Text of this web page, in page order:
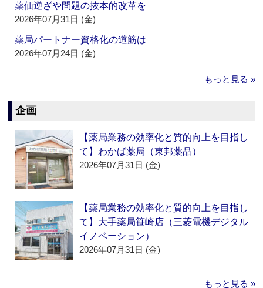
薬価逆ざや問題の抜本的改革を
2026年07月31日 (金)
薬局パートナー資格化の道筋は
2026年07月24日 (金)
もっと見る »
企画
【薬局業務の効率化と質的向上を目指し
て】わかば薬局（東邦薬品）
2026年07月31日 (金)
【薬局業務の効率化と質的向上を目指し
て】大手薬局笹崎店（三菱電機デジタル
イノベーション）
2026年07月31日 (金)
もっと見る »